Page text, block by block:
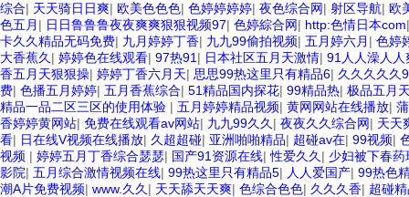
综合| 天天骑日日爽| 欧美色色色| 色婷婷婷婷| 夜色综合网| 射区导航| 欧
色五月 | 日日鲁鲁鲁夜夜爽爽狠狠视频97| 色婷綜合网| http:色情日本com
卡久久精品无码免费| 九月婷婷丁香| 九九99偷拍视频| 五月婷六月 | 色婷
大香蕉久 | 婷婷色在线观看| 97热91 | 日本社区五月天激情| 91人人澡人人
香五月天狠狠操| 婷婷丁香六月天| 思思99热这里只有精品6| 久久久久久
费| 色播五月婷婷| 五月香蕉综合| 51精品国内探花| 99精品热| 极品五月
精品一品二区三区的使用体验 | 五月婷婷精品视频| 黄网网站在线播放|
香婷婷黄网站| 免费在线观看av网站| 九九99久久 | 夜夜久久综合网| 天天
看| 日在线V视频在线播放| 久超超碰| 亚洲啪啪精品| 超碰av在| 99视频|
视频 | 婷婷五月丁香综合瑟瑟| 国产91资源在线|性爱久久 | 少妇被下春药
影院| 五月综合激情视频在线| 99热这里只有精品5| 人人爱国产| 99热色
潮A片免费视频| www.久久 | 天天舔天天爽| 色综合色色| 久久久香| 超碰